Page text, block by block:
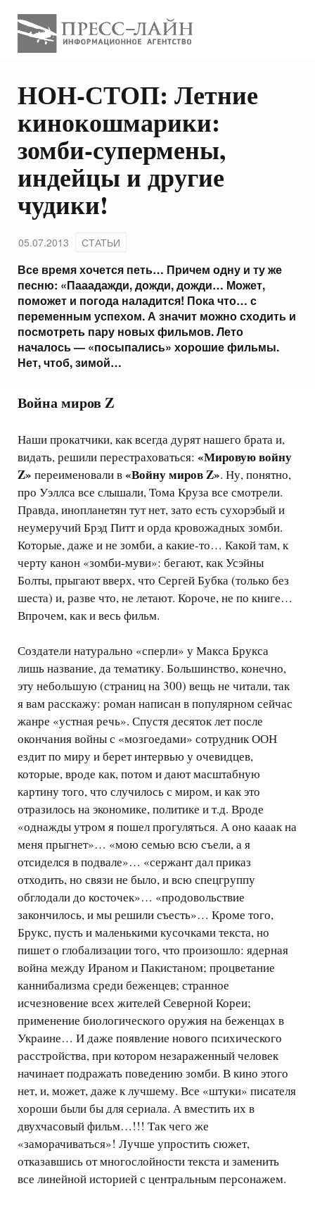
НОН-СТОП: Летние
кинокошмарики:
зомби-супермены,
индейцы и другие
чудики!
05.07.2013 СТАТЬИ
Все время хочется петь… Причем одну и ту же
песню: «Пааадажди, дожди, дожди… Может,
поможет и погода наладится! Пока что… с
переменным успехом. А значит можно сходить и
посмотреть пару новых фильмов. Лето
началось — «посыпались» хорошие фильмы.
Нет, чтоб, зимой…
Война миров Z
Наши прокатчики, как всегда дурят нашего брата и,
видать, решили перестраховаться: «Мировую войну
Z» переименовали в«Войну миров Z». Ну, понятно,
про Уэллса все слышали, Тома Круза все смотрели.
Правда, инопланетян тут нет, зато есть сухорэбый и
неумеручий Брэд Питт и орда кровожадных зомби.
Которые, даже и не зомби, а какие-то… Какой там, к
черту канон «зомби-муви»: бегают, как Усэйны
Болты, прыгают вверх, что Сергей Бубка (только без
шеста) и, разве что, не летают. Короче, не по книге…
Впрочем, как и весь фильм.
Создатели натурально «сперли» у Макса Брукса
лишь название, да тематику. Большинство, конечно,
эту небольшую (страниц на 300) вещь не читали, так
я вам расскажу: роман написан в популярном сейчас
жанре «устная речь». Спустя десяток лет после
окончания войны с «мозгоедами» сотрудник ООН
ездит по миру и берет интервью у очевидцев,
которые, вроде как, потом и дают масштабную
картину того, что случилось с миром, и как это
отразилось на экономике, политике и т.д. Вроде
«однажды утром я пошел прогуляться. А оно кааак на
меня прыгнет»… «мою семью всю съели, а я
отсиделся в подвале»… «сержант дал приказ
отходить, но связи не было, и всю спецгруппу
обглодали до косточек»… «продовольствие
закончилось, и мы решили съесть»… Кроме того,
Брукс, пусть и маленькими кусочками текста, но
пишет о глобализации того, что произошло: ядерная
война между Ираном и Пакистаном; процветание
каннибализма среди беженцев; странное
исчезновение всех жителей Северной Кореи;
применение биологического оружия на беженцах в
Украине… И даже появление нового психического
расстройства, при котором незараженный человек
начинает подражать поведению зомби. В кино этого
нет, и, может, даже к лучшему. Все «штуки» писателя
хороши были бы для сериала. А вместить их в
двухчасовый фильм…!!! Так чего же
«заморачиваться»! Лучше упростить сюжет,
отказавшись от многослойности текста и заменить
все линейной историей с центральным персонажем.